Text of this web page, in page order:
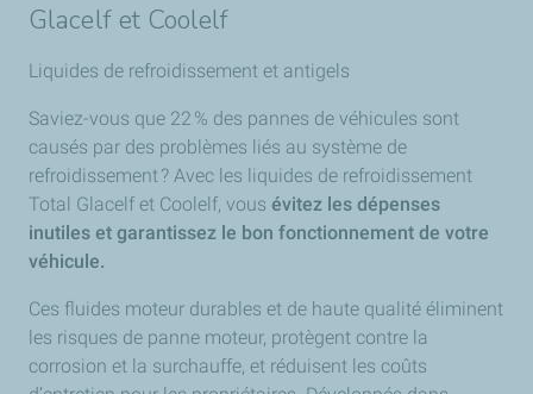
Glacelf et Coolelf
Liquides de refroidissement et antigels
Saviez-vous que 22 % des pannes de véhicules sont
causés par des problèmes liés au système de
refroidissement ? Avec les liquides de refroidissement
Total Glacelf et Coolelf, vous évitez les dépenses
inutiles et garantissez le bon fonctionnement de votre
véhicule.
Ces fluides moteur durables et de haute qualité éliminent
les risques de panne moteur, protègent contre la
corrosion et la surchauffe, et réduisent les coûts